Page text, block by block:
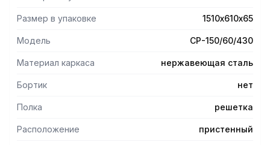
aisi 430 и усилена с внутренней стороны листом
ламинированной древесно-стружечной плитой толщиной
16 мм, что увеличивает прочность и исключает прогиб
- Каркас стола состоит из ножек, выполненных в виде
- Ножки стола имеют регулируемые по высоте опоры,
Размер в упаковке 1510х610х65
Модель СР-150/60/430
Материал каркаса нержавеющая сталь
Бортик нет
Полка решетка
Расположение пристенный